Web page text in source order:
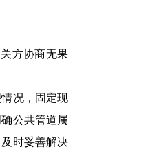
方协商无果
况，固定现
公共管道属
时妥善解决